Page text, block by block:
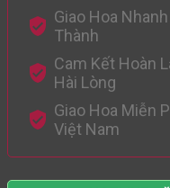
Giao Hoa
Thành
Cam Kết Hoàn
Hài Lòng
Giao Hoa Miễn
Việt Nam